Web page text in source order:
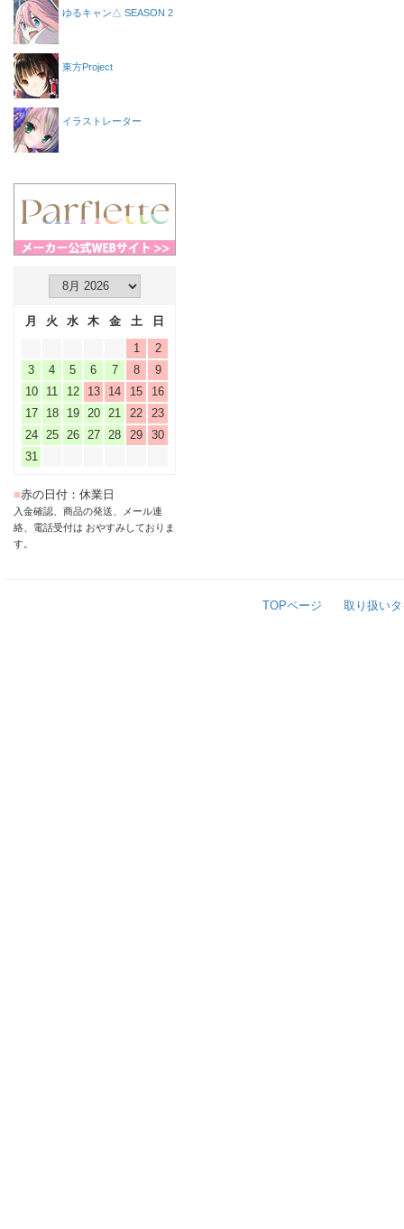
ゆるキャン△ SEASON 2
東方Project
イラストレーター
月 火 水 木 金 土
日
1
2
3
4 5 6 7 8
9
10
11 12 13 14 15
16
17
18 19 20 21 22
23
24
25 26 27 28 29
30
31
■赤の日付：休業日
入金確認、商品の発送、メール連
絡、電話受付は おやすみしておりま
す。
TOPページ 取り扱い